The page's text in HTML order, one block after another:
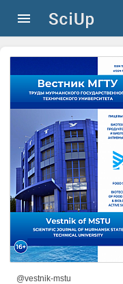
@vestnik-mstu